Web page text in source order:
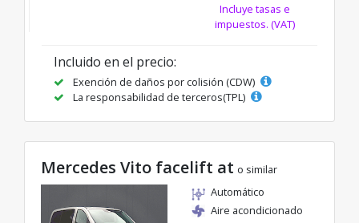
Incluye tasas e
impuestos. (VAT)
Incluido en el precio:
Exención de daños por colisión (CDW)
La responsabilidad de terceros(TPL)
Mercedes Vito facelift at o similar
Automático
Aire acondicionado